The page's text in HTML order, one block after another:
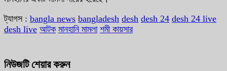
ট্যাগস : bangla news bangladesh desh desh 24 desh 24 live
desh live আটক মানহানি মামলা শমী কায়সার
নিউজটি শেয়ার করুন